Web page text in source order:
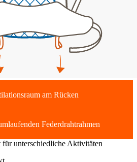
am Rücken
Federdrahtrahmen
unterschiedliche Aktivitäten